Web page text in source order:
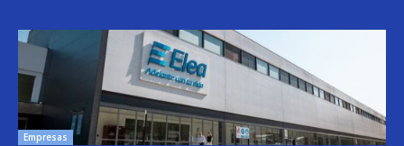
Empresas